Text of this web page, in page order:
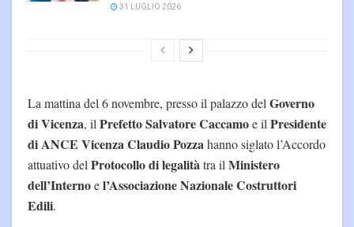
31 LUGLIO 2026
La mattina del 6 novembre, presso il palazzo del Governo
di Vicenza, il Prefetto Salvatore Caccamoe il Presidente
di ANCE Vicenza Claudio Pozzahanno siglato l’Accordo
attuativo del Protocollo di legalitàtra il Ministero
dell’Internoel’Associazione Nazionale Costruttori
Edili.